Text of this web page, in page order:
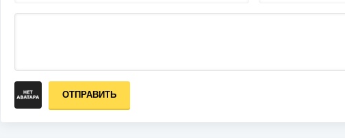
ОТПРАВИТЬ